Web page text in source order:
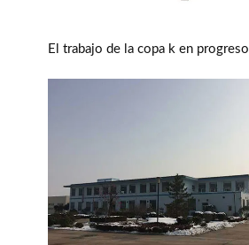
El trabajo de la copa k en progreso